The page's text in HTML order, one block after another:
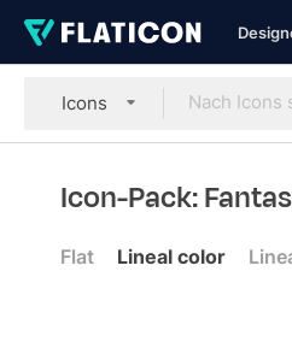
Icons
Icon-Pack:
Flat Lineal color